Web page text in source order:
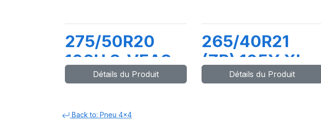
275/50R20
109H S-VEAS
(MO)Détails du Produit
265/40R21
(ZR) 105Y XL
P-ZERO PZ4
Détails du Produit
Back to: Pneu 4x4